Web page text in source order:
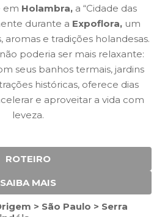
em Holambra,a “Cidade das
durante a Expoflora,um
e tradições holandesas.
poderia ser mais relaxante:
seus banhos termais, jardins
históricas, oferece dias
e aproveitar a vida com
leveza.
ROTEIRO
SAIBA MAIS
> São Paulo > Serra